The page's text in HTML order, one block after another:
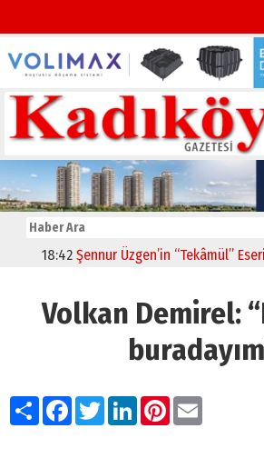
18:42 Şennur Üzgen’in “Tekâmül” Eseri
Volkan Demirel:
PaylaşFacebook
TwitterLinkedIn
Pinterest
Email